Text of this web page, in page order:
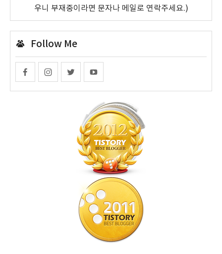
우니 부재중이라면 문자나 메일로 연락주세요.)
Follow Me